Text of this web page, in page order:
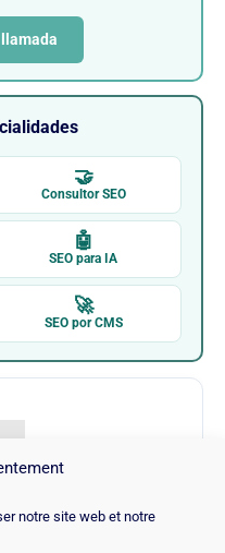
notre site web et notre
🤝
Consultor SEO
🤖
SEO para IA
🚀
SEO por CMS